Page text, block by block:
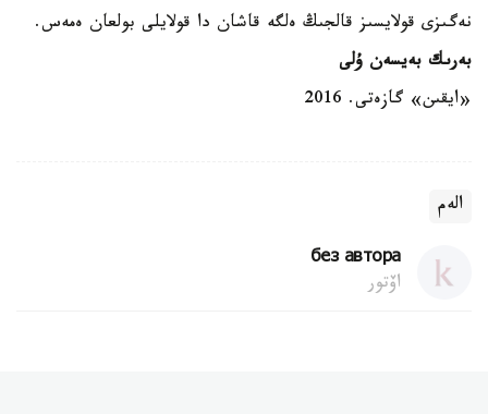
نەگىزى قولايسىز قالجىڭ ەلگە قاشان دا قولايلى بولعان ەمەس.
بەرىك بەيسەن ۇلى
«ايقىن» گازەتى. 2016
الەم
без автора
اۆتور